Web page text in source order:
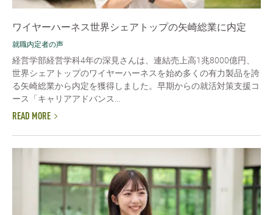
ワイヤーハーネス世界シェアトップの矢崎総業に内定
就職内定者の声
経営学部経営学科4年の深見さんは、連結売上高1兆8000億円、
世界シェアトップのワイヤーハーネスを始め多くの有力製品を誇
る矢崎総業から内定を獲得しました。早期からの就活対策支援コ
ース「キャリアアドバンス...
READ MORE